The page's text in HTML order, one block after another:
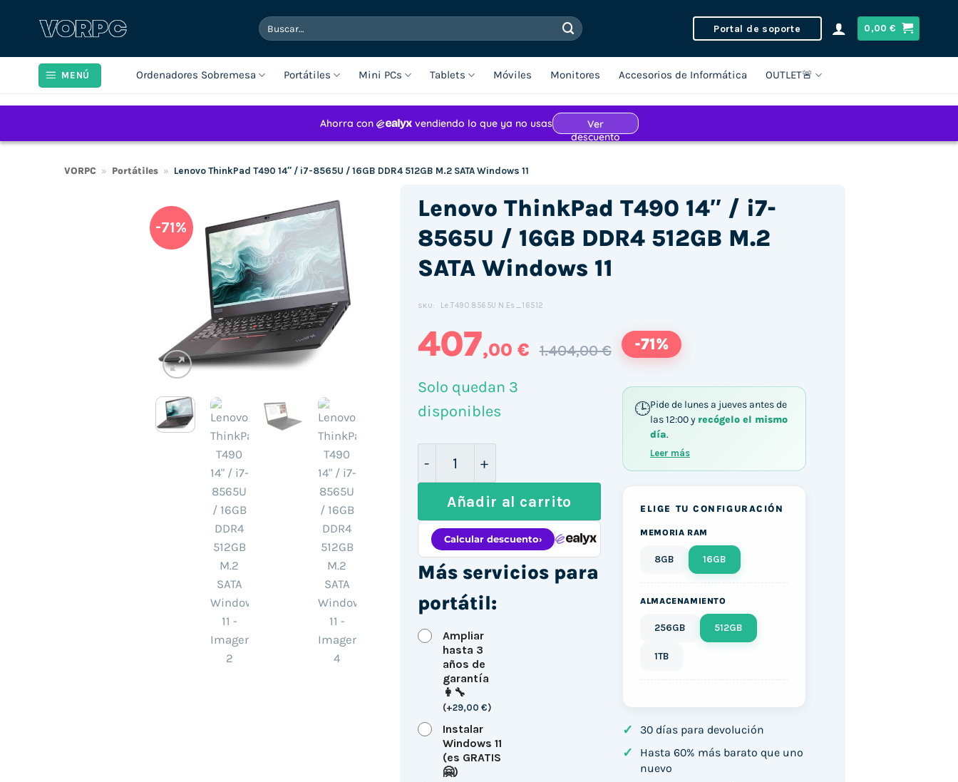
Buscar
por:
Portal de soporte 0,00€
MENÚ Ordenadores Sobremesa Portátiles Mini PCs Tablets Móviles Monitores Accesorios de Informática OUTLET🚨
VORPC » Portátiles » Lenovo ThinkPad T490 14″ / i7-8565U / 16GB DDR4 512GB M.2 SATA Windows 11
-71%
Lenovo ThinkPad T490 14″ / i7-
8565U / 16GB DDR4 512GB M.2
SATA Windows 11
SKU: Le.T490.8565U.N.Es_16512
407,00 € 1.404,00 € -71%
Solo quedan 3
disponibles
Lenovo ThinkPad T490 14" / i7-8565U / 16GB DDR4 512GB M.2 SATA Windows 11
Añadir al carrito
Más servicios para
portátil:
Ampliar
hasta 3
años de
garantía
👩‍🔧
(+29,00 €)
Instalar
Windows 11
(es GRATIS
🤗)
Pide de lunes a jueves antes de
las 12:00 y recógelo el mismo
día.
Leer más
ELIGE TU CONFIGURACIÓN
MEMORIA RAM
8GB 16GB
ALMACENAMIENTO
256GB 512GB
1TB
✓ 30 días para devolución
✓
Hasta 60% más barato que uno
nuevo